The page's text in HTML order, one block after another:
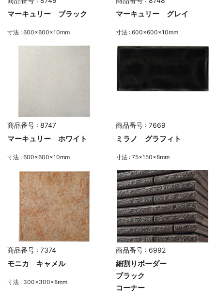
マーキュリー ブラック
寸法 : 600×600×10mm
マーキュリー グレイ
寸法 : 600×600×10mm
商品番号 : 8747
マーキュリー ホワイト
寸法 : 600×600×10mm
商品番号 : 7669
ミラノ グラフィト
寸法 : 75×150×8mm
商品番号 : 7374
モニカ キャメル
寸法 : 300×300×8mm
商品番号 : 6992
細割りボーダー
ブラック
コーナー